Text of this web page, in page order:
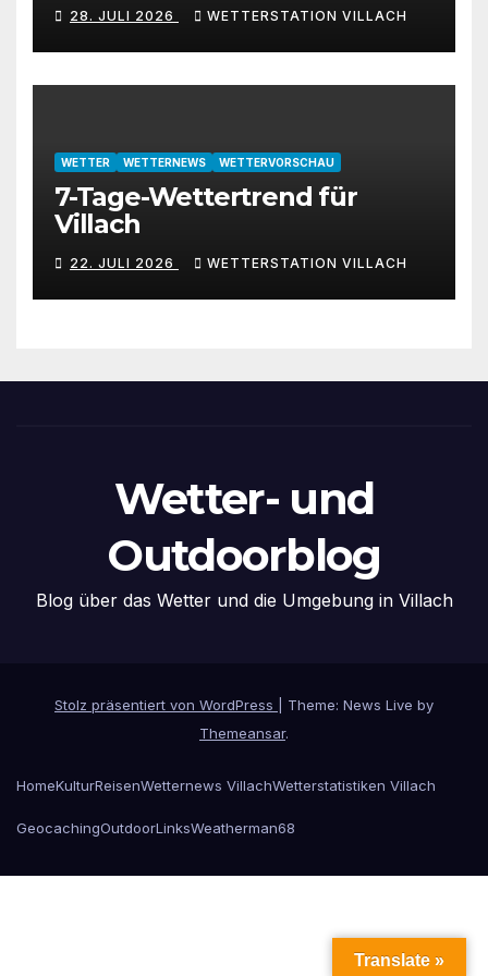
28. JULI 2026 WETTERSTATION VILLACH
WETTER WETTERNEWS WETTERVORSCHAU
7-Tage-Wettertrend für
Villach
22. JULI 2026 WETTERSTATION VILLACH
Wetter- und
Outdoorblog
Blog über das Wetter und die Umgebung in Villach
Stolz präsentiert von WordPress
Theme: News Live by
Themeansar.
HomeKulturReisenWetternews VillachWetterstatistiken Villach
GeocachingOutdoorLinksWeatherman68
Translate »